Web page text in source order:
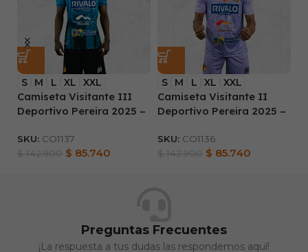
S M L XL XXL
Camiseta Visitante III
Deportivo Pereira 2025 –
SKU: CO1137
$142.900 $ 85.740
S M L XL XXL
Camiseta Visitante II
Deportivo Pereira 2025 –
SKU: CO1136
$142.900 $ 85.740
Preguntas Frecuentes
¡La respuesta a tus dudas las respondemos aquí!